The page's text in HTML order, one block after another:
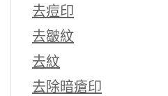
去痘印
去皺紋
去紋
去除暗瘡印